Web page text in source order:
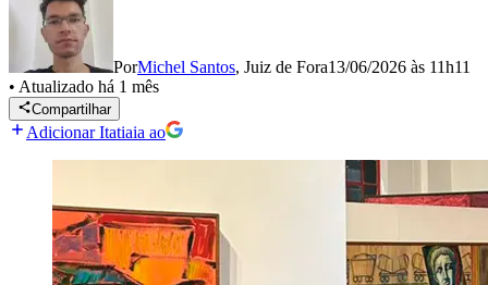
PorMichel Santos, Juiz de Fora13/06/2026 às 11h11
• Atualizado há 1 mês
Compartilhar
Adicionar Itatiaia ao